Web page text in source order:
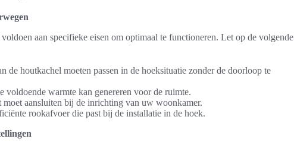
aan specifieke eisen om optimaal te functioneren. Let op de volgende
de houtkachel moeten passen in de hoeksituatie zonder de doorloop te
voldoende warmte kan genereren voor de ruimte.
moet aansluiten bij de inrichting van uw woonkamer.
rookafvoer die past bij de installatie in de hoek.